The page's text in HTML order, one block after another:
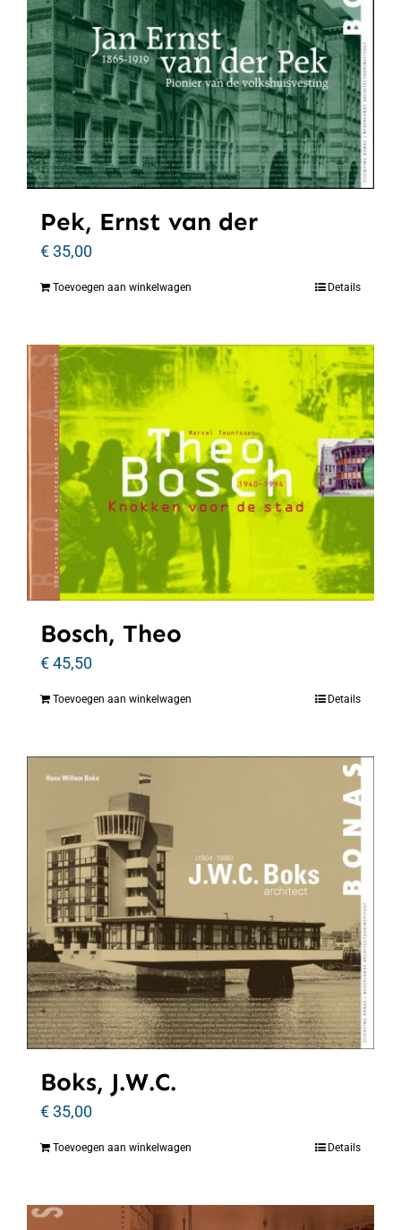
Pek, Ernst van der
€35,00
Toevoegen aan winkelwagen Details
Bosch, Theo
€45,50
Toevoegen aan winkelwagen Details
Boks, J.W.C.
€35,00
Toevoegen aan winkelwagen Details